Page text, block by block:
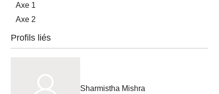
Axe 1
Axe 2
Profils liés
Sharmistha Mishra